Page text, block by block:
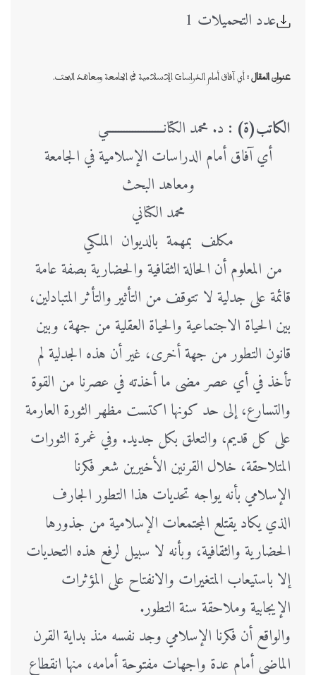
عدد التحميلات 1
عنوان المقال :أي آفاق أمام الدراسات الإسلامية في الجامعة ومعاهد البحث.
الكاتب(ة) : د. محمد الكتانــــــــــــــــــــي
أي آفاق أمام الدراسات الإسلامية في الجامعة
ومعاهد البحث
محمد الكتاني
مكلف بمهمة بالديوان الملكي
من المعلوم أن الحالة الثقافية والحضارية بصفة عامة
قائمة على جدلية لا تتوقف من التأثير والتأثر المتبادلين،
بين الحياة الاجتماعية والحياة العقلية من جهة، وبين
قانون التطور من جهة أخرى، غير أن هذه الجدلية لم
تأخذ في أي عصر مضى ما أخذته في عصرنا من القوة
والتسارع، إلى حد كونها اكتست مظهر الثورة العارمة
على كل قديم، والتعلق بكل جديد. وفي غمرة الثورات
المتلاحقة، خلال القرنين الأخيرين شعر فكرنا
الإسلامي بأنه يواجه تحديات هذا التطور الجارف
الذي يكاد يقتلع المجتمعات الإسلامية من جذورها
الحضارية والثقافية، وبأنه لا سبيل لرفع هذه التحديات
إلا باستيعاب المتغيرات والانفتاح على المؤثرات
الإيجابية وملاحقة سنة التطور.
والواقع أن فكرنا الإسلامي وجد نفسه منذ بداية القرن
الماضي أمام عدة واجهات مفتوحة أمامه، منها انقطاع